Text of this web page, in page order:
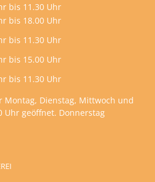
bis 11.30 Uhr
bis 18.00 Uhr
bis 11.30 Uhr
bis 15.00 Uhr
bis 11.30 Uhr
Montag, Dienstag, Mittwoch und
Uhr geöffnet. Donnerstag